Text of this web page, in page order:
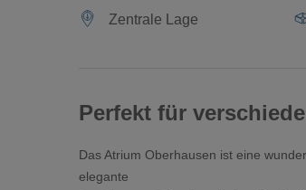
Zentrale Lage
Perfekt für
Das Atrium Oberhausen ist eine
elegante